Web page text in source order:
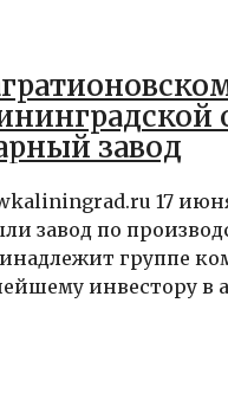
завод
17
завод по
группе
инвестору в